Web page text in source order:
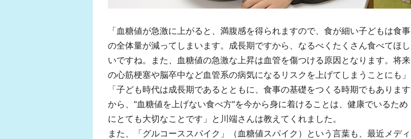
「血糖値が急激に上がると、満腹感を得られますので、食が細い子どもは食事
の全体量が減ってしまいます。成長期ですから、なるべくたくさん食べてほし
いですね。また、血糖値の急激な上昇は血管を傷つける原因となります。将来
の心筋梗塞や脳卒中など血管系の病気になるリスクを上げてしまうことにも」
「子ども時代は成長期であるとともに、食事の基礎をつくる時期でもあります
から、"血糖値を上げない食べ方"を今から身に着けることは、健康でいるため
にとても大切なことです」と川端さんは教えてくれました。
また、「グルコーススパイク」（血糖値スパイク）という言葉も、最近メディ